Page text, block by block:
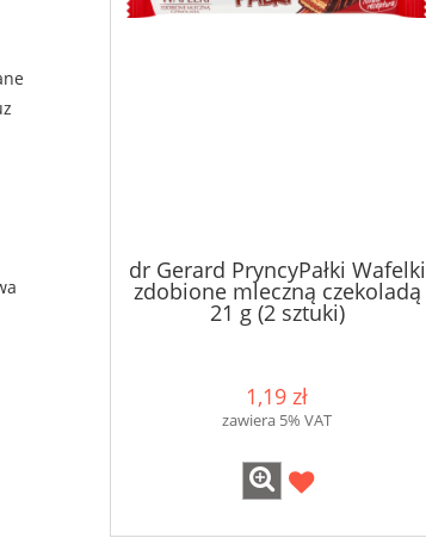
dr Gerard PryncyPałki Wafelki
zdobione mleczną czekoladą
21 g (2 sztuki)
1,19 zł
zawiera 5% VAT